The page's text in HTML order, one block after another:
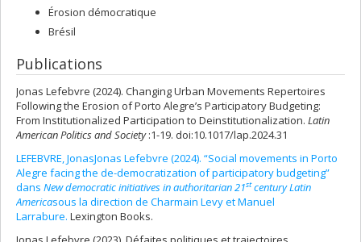
Érosion démocratique
Brésil
Publications
Jonas Lefebvre (2024). Changing Urban Movements Repertoires
Following the Erosion of Porto Alegre’s Participatory Budgeting:
From Institutionalized Participation to Deinstitutionalization. Latin
American Politics and Society:1-19. doi:10.1017/lap.2024.31
LEFEBVRE, JonasJonas Lefebvre (2024). “Social movements in Porto
Alegre facing the de-democratization of participatory budgeting”
dans New democratic initiatives in authoritarian 21stcentury Latin
Americasous la direction de Charmain Levy et Manuel
Larrabure. Lexington Books.